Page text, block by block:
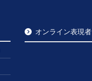
オンライン表現者